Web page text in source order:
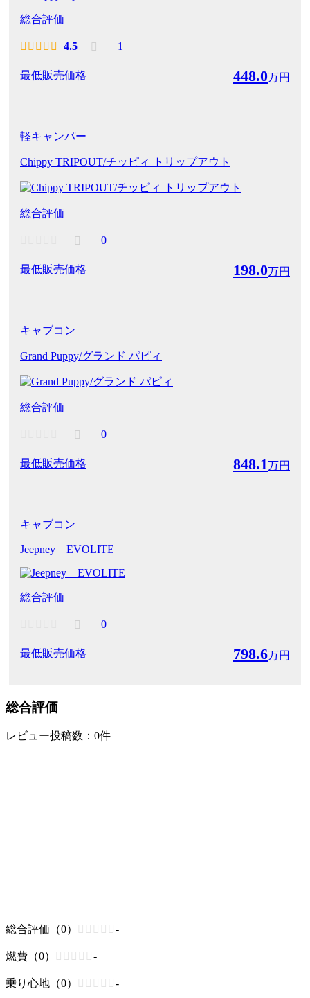
総合評価
4.5 1
最低販売価格 448.0万円
軽キャンパー
Chippy TRIPOUT/チッピィ トリップアウト
総合評価
0
最低販売価格 198.0万円
キャブコン
Grand Puppy/グランド パピィ
総合評価
0
最低販売価格 848.1万円
キャブコン
Jeepney EVOLITE
総合評価
0
最低販売価格 798.6万円
総合評価
レビュー投稿数：0件
総合評価（0） -
燃費（0） -
乗り心地（0） -